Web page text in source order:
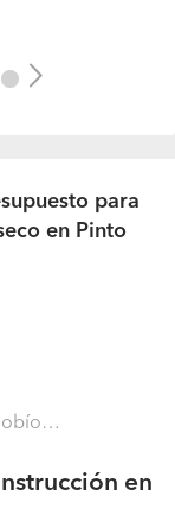
Next
para
en Pinto
en